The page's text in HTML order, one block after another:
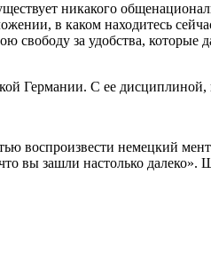
никакого
в каком находитесь
свободу за удобства,
Германии. С ее
воспроизвести немецкий
вы зашли настолько